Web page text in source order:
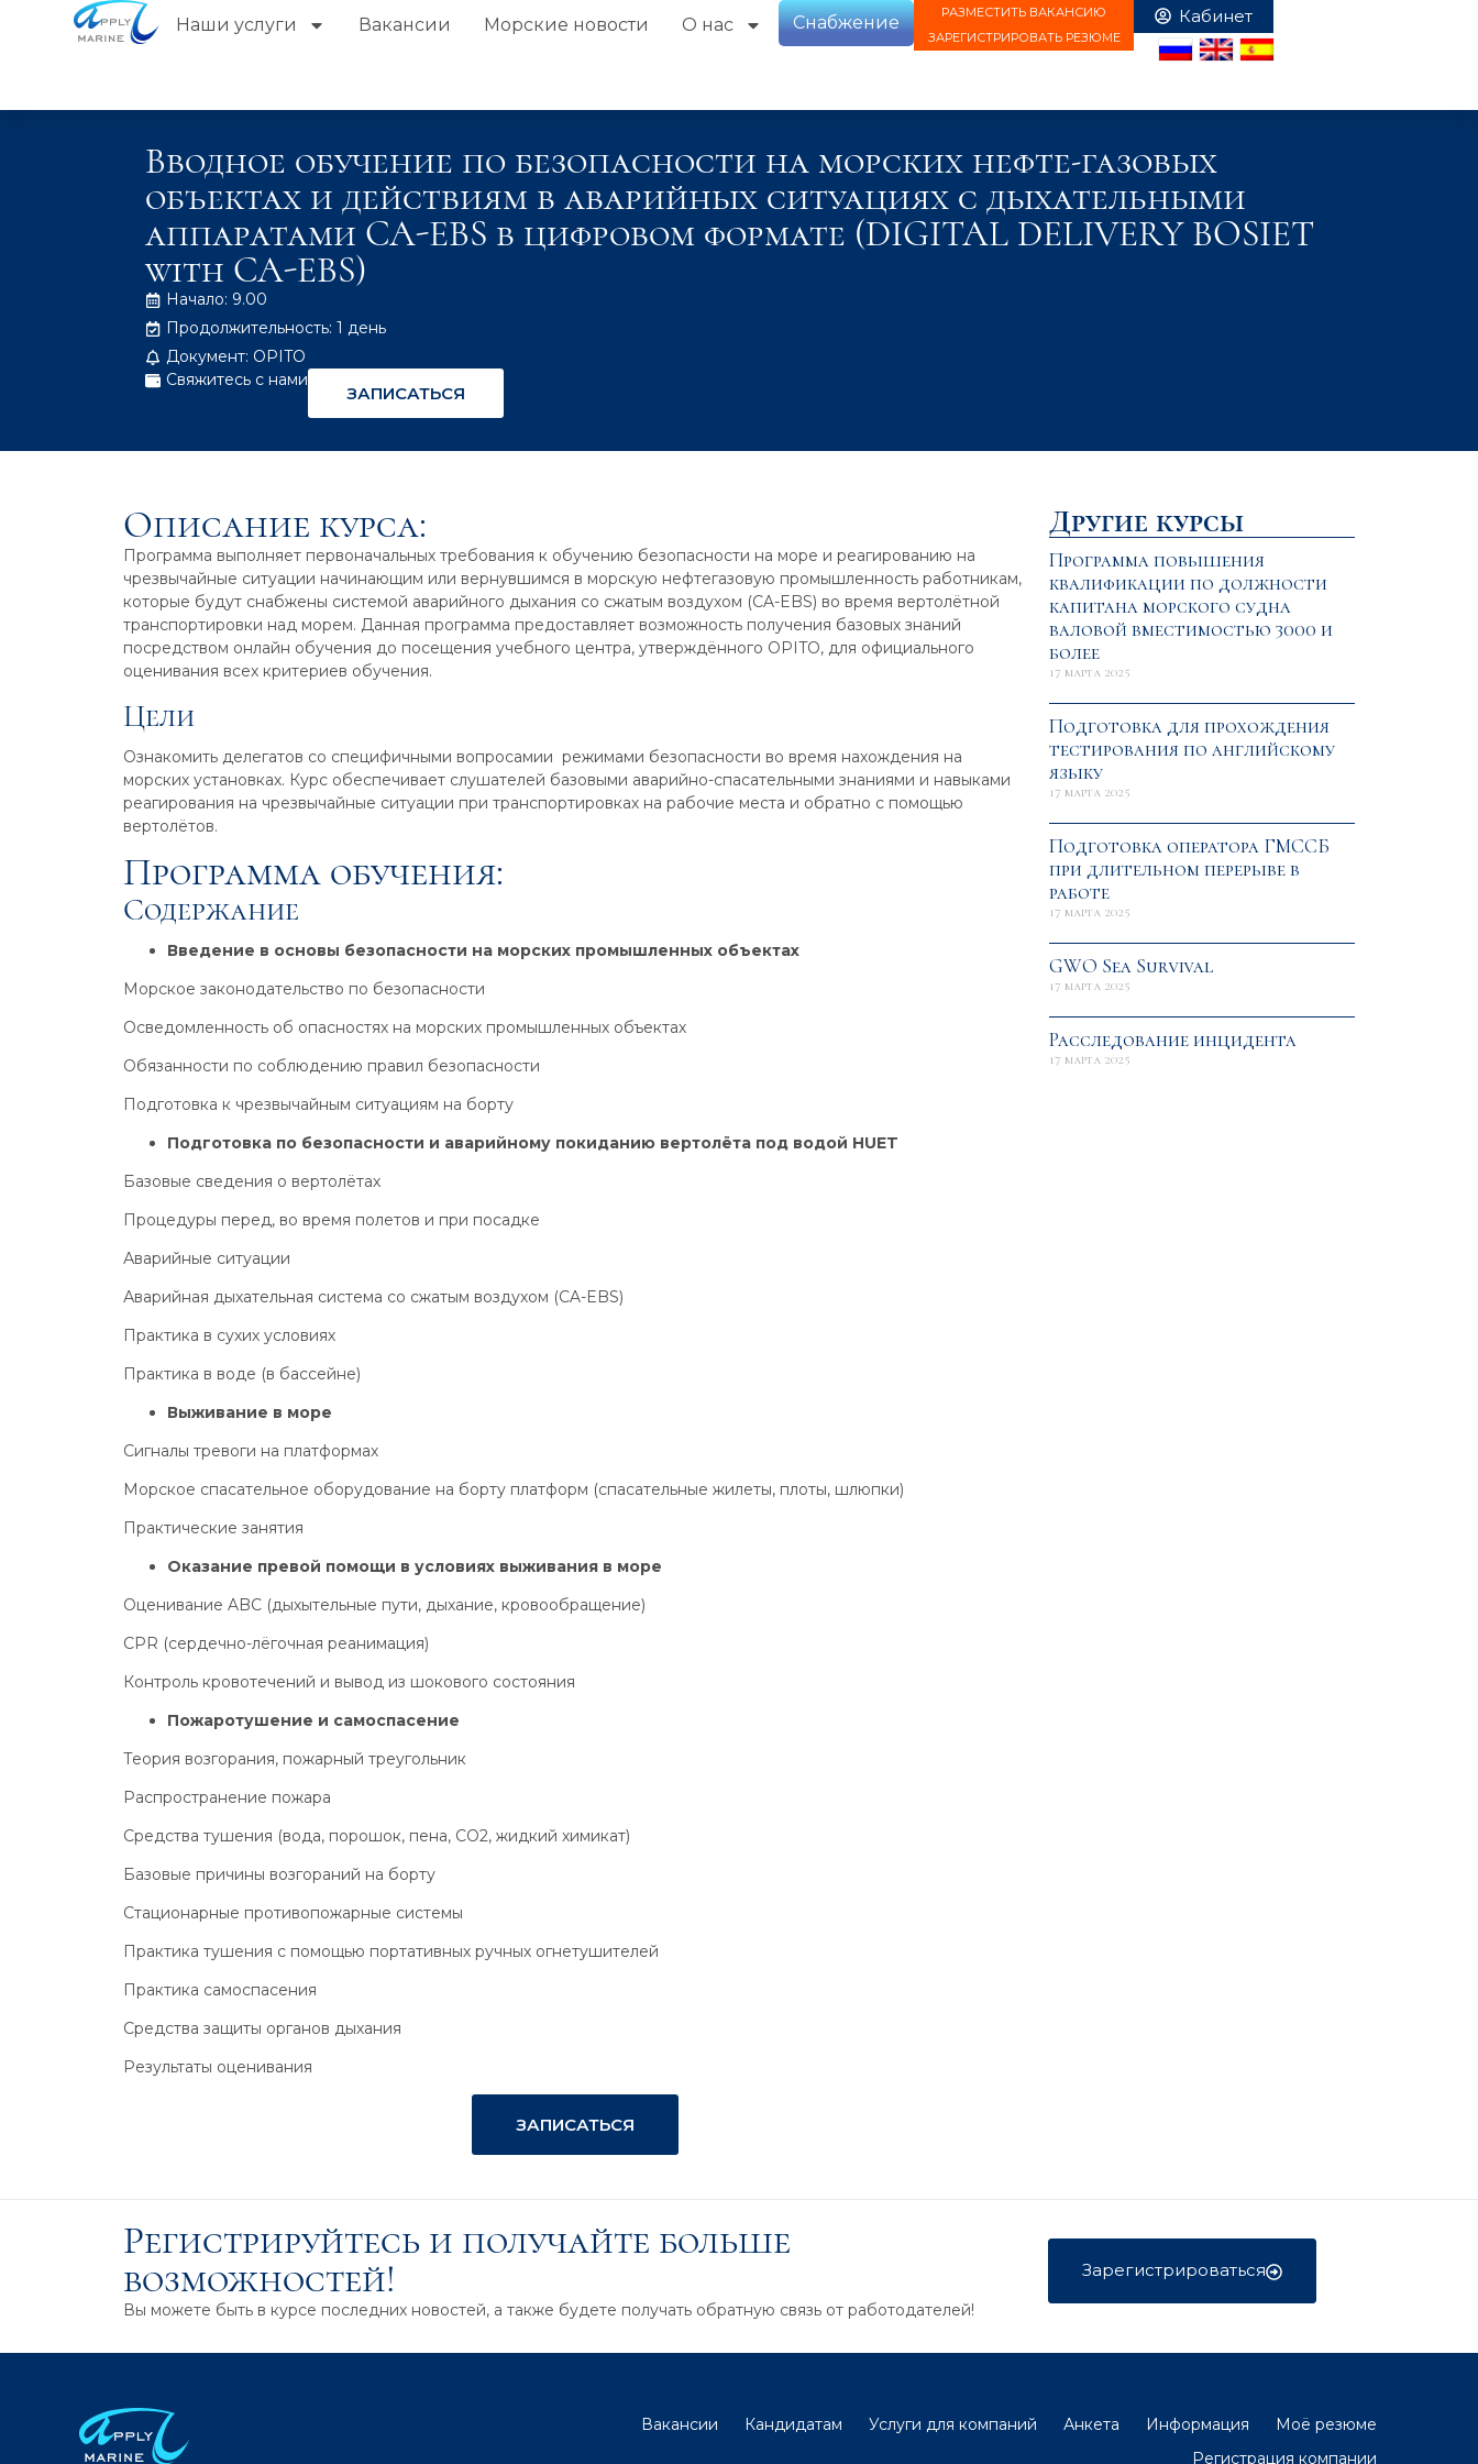
Наши услуги Вакансии Морские новости О нас Снабжение
РАЗМЕСТИТЬ ВАКАНСИЮ
ЗАРЕГИСТРИРОВАТЬ РЕЗЮМЕ
Вводное обучение по безопасности на морcких нефте-газовых
объектах и действиям в аварийных ситуациях с дыхательными
аппаратами CA-EBS в цифровом формате (DIGITAL DELIVERY BOSIET
with CA-EBS)
Начало: 9.00
Продолжительность: 1 день
Документ: OPITO
Свяжитесь с нами
ЗАПИСАТЬСЯ
Описание курса:
Программа выполняет первоначальных требования к обучению безопасности на море и реагированию на
чрезвычайные ситуации начинающим или вернувшимся в морскую нефтегазовую промышленность работникам,
которые будут снабжены системой аварийного дыхания со сжатым воздухом (CA-EBS) во время вертолётной
транспортировки над морем. Данная программа предоставляет возможность получения базовых знаний
посредством онлайн обучения до посещения учебного центра, утверждённого OPITO, для официального
оценивания всех критериев обучения.
Цели
Ознакомить делегатов со специфичными вопросамии режимами безопасности во время нахождения на
морских установках. Курс обеспечивает слушателей базовыми аварийно-спасательными знаниями и навыками
реагирования на чрезвычайные ситуации при транспортировках на рабочие места и обратно с помощью
вертолётов.
Программа обучения:
Содержание
Введение в основы безопасности на морских промышленных объектах
Морское законодательство по безопасности
Осведомленность об опасностях на морских промышленных объектах
Обязанности по соблюдению правил безопасности
Подготовка к чрезвычайным ситуациям на борту
Подготовка по безопасности и аварийному покиданию вертолёта под водой HUET
Базовые сведения о вертолётах
Процедуры перед, во время полетов и при посадке
Аварийные ситуации
Аварийная дыхательная система со сжатым воздухом (CA-EBS)
Практика в сухих условиях
Практика в воде (в бассейне)
Выживание в море
Сигналы тревоги на платформах
Морское спасательное оборудование на борту платформ (спасательные жилеты, плоты, шлюпки)
Практические занятия
Оказание превой помощи в условиях выживания в море
Оценивание ABC (дыхытельные пути, дыхание, кровообращение)
CPR (сердечно-лёгочная реанимация)
Контроль кровотечений и вывод из шокового состояния
Пожаротушение и самоспасение
Теория возгорания, пожарный треугольник
Распространение пожара
Средства тушения (вода, порошок, пена, CO2, жидкий химикат)
Базовые причины возгораний на борту
Стационарные противопожарные системы
Практика тушения с помощью портативных ручных огнетушителей
Практика самоспасения
Средства защиты органов дыхания
Результаты оценивания
ЗАПИСАТЬСЯ
Другие курсы
Программа повышения
квалификации по должности
капитана морского судна
валовой вместимостью 3000 и
более
17 марта 2025
Подготовка для прохождения
тестирования по английскому
языку
17 марта 2025
Подготовка оператора ГМССБ
при длительном перерыве в
работе
17 марта 2025
GWO Sea Survival
17 марта 2025
Расследование инцидента
17 марта 2025
Регистрируйтесь и получайте больше
возможностей!
Вы можете быть в курсе последних новостей, а также будете получать обратную связь от работодателей!
Зарегистрироваться
Вакансии Кандидатам Услуги для компаний Анкета Информация
Моё резюме
Регистрация компании